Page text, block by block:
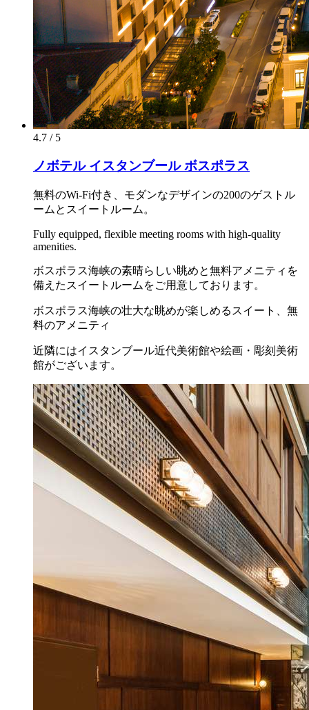
4.7 / 5
ノボテル イスタンブール ボスポラス
無料のWi-Fi付き、モダンなデザインの200のゲストル
ームとスイートルーム。
Fully equipped, flexible meeting rooms with high-quality
amenities.
ボスポラス海峡の素晴らしい眺めと無料アメニティを
備えたスイートルームをご用意しております。
ボスポラス海峡の壮大な眺めが楽しめるスイート、無
料のアメニティ
近隣にはイスタンブール近代美術館や絵画・彫刻美術
館がございます。